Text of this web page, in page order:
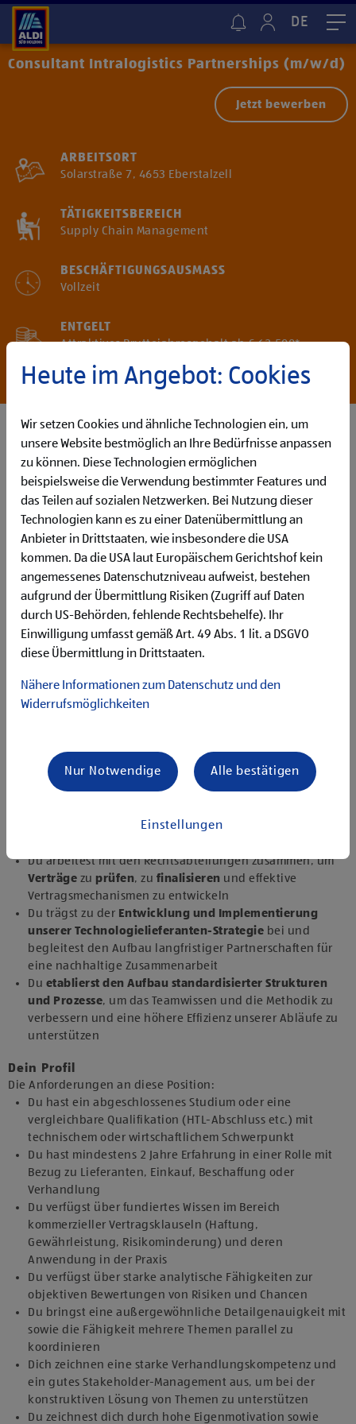
DE
Consultant Intralogistics Partnerships (m/w/d)
Jetzt bewerben
ARBEITSORT
Solarstraße 7, 4653 Eberstalzell
TÄTIGKEITSBEREICH
Supply Chain Management
BESCHÄFTIGUNGSAUSMASS
Vollzeit
ENTGELT
Attraktives Bruttojahresgehalt ab € 62.500*
Qualifikation
How You’ll Make Your Mark
Deine Hauptaufgaben in dieser Position sind:
Duunterstützt bei strategischen Verhandlungen
kommerziellen, rechtlichen und technischen Aspekten
mit Anbietern von Intralogistiklösungen, insbesondere in
um die besten Konditionen für ALDI zu sichern
Dupflegst Stakeholder-Beziehungen
Klarheit sicherzustellen
unterstützt bei der Erstellung von
Ausschreibungsunterlagen
für Intralogistikprojekte um
überprüfst und bewertest Angebote
Du arbeitest mit den Rechtsabteilungen zusammen, um
Verträge zu prüfen, zu finalisieren und effektive
Vertragsmechanismen zu entwickeln
Du trägst zu der Entwicklung und Implementierung
unserer Technologielieferanten-Strategie bei und
begleitest den Aufbau langfristiger Partnerschaften für
eine nachhaltige Zusammenarbeit
Du etablierst den Aufbau standardisierter Strukturen
und Prozesse, um das Teamwissen und die Methodik zu
verbessern und eine höhere Effizienz unserer Abläufe zu
unterstützen
Dein Profil
Die Anforderungen an diese Position:
Du hast ein abgeschlossenes Studium oder eine
vergleichbare Qualifikation (HTL-Abschluss etc.) mit
technischem oder wirtschaftlichem Schwerpunkt
Du hast mindestens 2 Jahre Erfahrung in einer Rolle mit
Bezug zu Lieferanten, Einkauf, Beschaffung oder
Verhandlung
Du verfügst über fundiertes Wissen im Bereich
kommerzieller Vertragsklauseln (Haftung,
Gewährleistung, Risikominderung) und deren
Anwendung in der Praxis
Du verfügst über starke analytische Fähigkeiten zur
objektiven Bewertungen von Risiken und Chancen
Du bringst eine außergewöhnliche Detailgenauigkeit mit
sowie die Fähigkeit mehrere Themen parallel zu
koordinieren
Dich zeichnen eine starke Verhandlungskompetenz und
ein gutes Stakeholder-Management aus, um bei der
konstruktiven Lösung von Themen zu unterstützen
Du zeichnest dich durch hohe Eigenmotivation sowie
Heute im Angebot: Cookies
Wir setzen Cookies und ähnliche Technologien ein, um
unsere Website bestmöglich an Ihre Bedürfnisse anpassen
zu können. Diese Technologien ermöglichen
beispielsweise die Verwendung bestimmter Features und
das Teilen auf sozialen Netzwerken. Bei Nutzung dieser
Technologien kann es zu einer Datenübermittlung an
Anbieter in Drittstaaten, wie insbesondere die USA
kommen. Da die USA laut Europäischem Gerichtshof kein
angemessenes Datenschutzniveau aufweist, bestehen
aufgrund der Übermittlung Risiken (Zugriff auf Daten
durch US-Behörden, fehlende Rechtsbehelfe). Ihr
Einwilligung umfasst gemäß Art. 49 Abs. 1 lit. a DSGVO
diese Übermittlung in Drittstaaten.
Nähere Informationen zum Datenschutz und den
Widerrufsmöglichkeiten
Einstellungen
Nur Notwendige Alle bestätigen